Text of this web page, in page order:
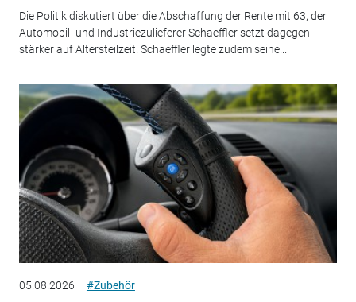
Die Politik diskutiert über die Abschaffung der Rente mit 63, der
Automobil- und Industriezulieferer Schaeffler setzt dagegen
stärker auf Altersteilzeit. Schaeffler legte zudem seine...
05.08.2026 #Zubehör